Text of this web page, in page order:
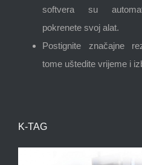
softvera su
pokrenete svoj alat.
Postignite značajne
tome uštedite vrijeme i
K-TAG